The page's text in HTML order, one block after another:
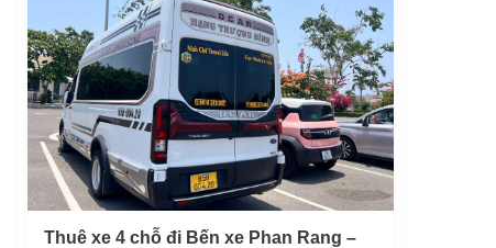
Thuê xe 4 chỗ đi Bến xe Phan Rang –